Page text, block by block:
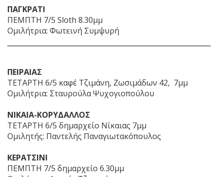
ΠΑΓΚΡΑΤΙ
ΠΕΜΠΤΗ 7/5 Sloth 8.30μμ
Ομιλήτρια: Φωτεινή Συμψυρή
ΠΕΙΡΑΙΑΣ
ΤΕΤΑΡΤΗ 6/5 καφέ Τζιμάνη, Ζωσιμάδων 42, 7μμ
Ομιλήτρια: Σταυρούλα Ψυχογιοπούλου
ΝΙΚΑΙΑ-ΚΟΡΥΔΑΛΛΟΣ
ΤΕΤΑΡΤΗ 6/5 δημαρχείο Νίκαιας 7μμ
Ομιλητής: Παντελής Παναγιωτακόπουλος
ΚΕΡΑΤΣΙΝΙ
ΠΕΜΠΤΗ 7/5 δημαρχείο 6.30μμ